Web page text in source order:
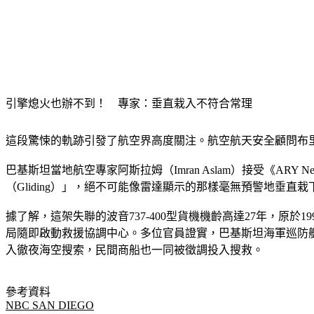
引擎熄火也辦不到！　專家：垂直栽入不符合常理
這段驚悚的軌跡引發了航空界高度關注。航空航天安全顧問布
巴基斯坦當地航空專家阿斯拉姆（Imran Aslam）接受《ARY
（Gliding）」，絕不可能像雷達顯示的那樣毫無預警地垂直
據了解，這架失聯的波音737-400型貨機機齡高達27年，原於
局隨即啟動救援協調中心。多位官員證實，巴基斯坦海軍巡防
入徹夜海空搜索，民間商船也一同被徵調投入搜救。
參考資料
NBC SAN DIEGO